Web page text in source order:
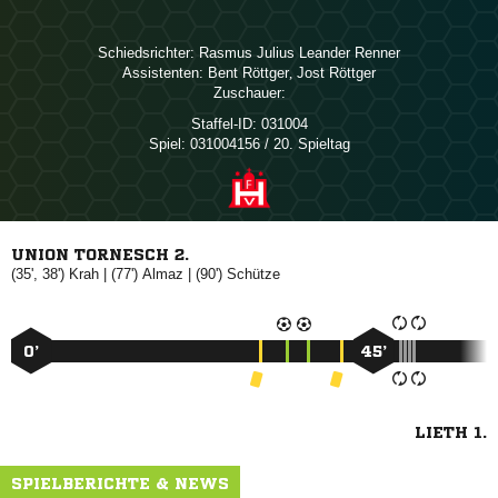
Schiedsrichter:    
Assistenten:  ,  
Zuschauer:
Staffel-ID: 031004
Spiel: 031004156 / 20. Spieltag
UNION TORNESCH 2.
(35', 38')  | (77')  | (90') 
0’ 45’
LIETH 1.
SPIELBERICHTE & NEWS